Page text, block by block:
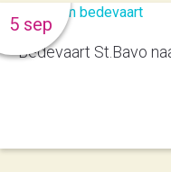
Bedevaart St.Bavo
5 sep